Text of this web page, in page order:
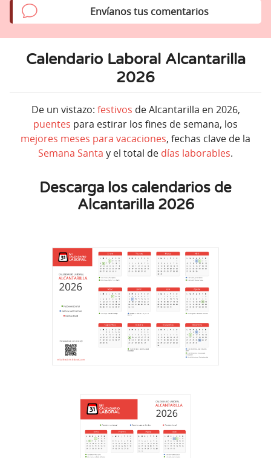
Calendario Laboral Alcantarilla
2026
De un vistazo: festivos de Alcantarilla en 2026,
puentes para estirar los fines de semana, los
mejores meses para vacaciones, fechas clave de la
Semana Santa y el total de días laborables.
Descarga los calendarios de
Alcantarilla 2026
Envíanos tus comentarios